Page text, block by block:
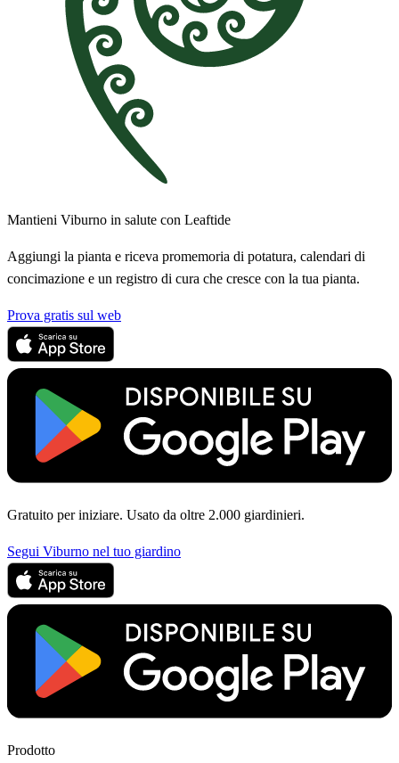
Mantieni Viburno in salute con Leaftide
Aggiungi la pianta e riceva promemoria di potatura, calendari di
concimazione e un registro di cura che cresce con la tua pianta.
Prova gratis sul web
Gratuito per iniziare. Usato da oltre 2.000 giardinieri.
Segui Viburno nel tuo giardino
Prodotto